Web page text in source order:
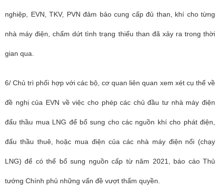
nghiệp, EVN, TKV, PVN đảm bảo cung cấp đủ than, khí cho từng
nhà máy điện, chấm dứt tình trạng thiếu than đã xảy ra trong thời
gian qua.
6/ Chủ trì phối hợp với các bộ, cơ quan liên quan xem xét cụ thể về
đề nghị của EVN về việc cho phép các chủ đầu tư nhà máy điện
đấu thầu mua LNG để bổ sung cho các nguồn khí cho phát điện,
đấu thầu thuê, hoặc mua điện của các nhà máy điện nổi (chạy
LNG) để có thể bổ sung nguồn cấp từ năm 2021, báo cáo Thủ
tướng Chính phủ những vấn đề vượt thẩm quyền.